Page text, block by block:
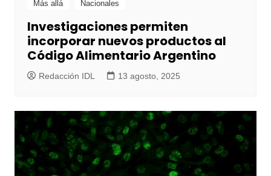
Más allá Nacionales
Investigaciones permiten
incorporar nuevos productos al
Código Alimentario Argentino
Redacción IDL 13 agosto, 2025